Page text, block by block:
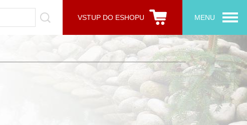
VSTUP DO ESHOPU MENU